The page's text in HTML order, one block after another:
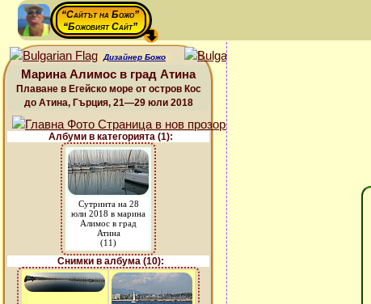
“Сайтът на Божо”
“Божовият Сайт”
Дизайнер Божо
Марина Алимос в град Атина
Плаване в Егейско море от остров Кос
до Атина, Гърция, 21—29 юли 2018
Албуми в категорията (1):
Сутринта на 28
юли 2018 в марина
Алимос в град
Атина
(11)
Снимки в албума (10):